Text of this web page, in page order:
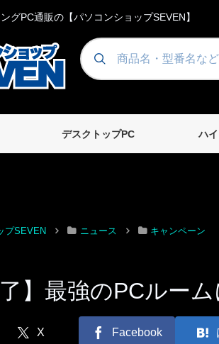
グPC通販の【パソコンショップSEVEN】
デスクトップPC ハ
プSEVEN ニュース キャンペーン
了】最強のPCルー
X Facebook